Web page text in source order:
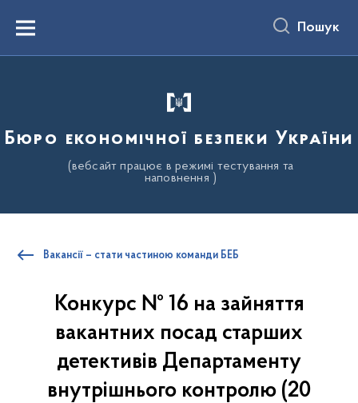
вмістуMenu Пошук
Бюро економічної безпеки України
(вебсайт працює в режимі тестування та
наповнення )
Вакансії – стати частиною команди БЕБ
Конкурс № 16 на зайняття
вакантних посад старших
детективів Департаменту
внутрішнього контролю (20